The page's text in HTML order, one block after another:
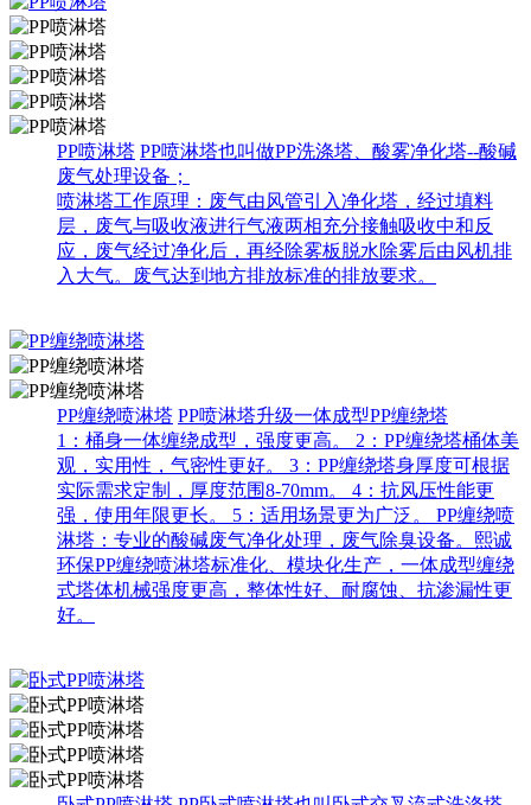
PP喷淋塔 PP喷淋塔也叫做PP洗涤塔、酸雾净化塔--酸碱
废气处理设备；
喷淋塔工作原理：废气由风管引入净化塔，经过填料
层，废气与吸收液进行气液两相充分接触吸收中和反
应，废气经过净化后，再经除雾板脱水除雾后由风机排
入大气。废气达到地方排放标准的排放要求。
PP缠绕喷淋塔 PP喷淋塔升级一体成型PP缠绕塔
1：桶身一体缠绕成型，强度更高。 2：PP缠绕塔桶体美
观，实用性，气密性更好。 3：PP缠绕塔身厚度可根据
实际需求定制，厚度范围8-70mm。 4：抗风压性能更
强，使用年限更长。 5：适用场景更为广泛。 PP缠绕喷
淋塔：专业的酸碱废气净化处理，废气除臭设备。熙诚
环保PP缠绕喷淋塔标准化、模块化生产，一体成型缠绕
式塔体机械强度更高，整体性好、耐腐蚀、抗渗漏性更
好。